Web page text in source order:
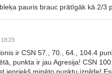
pauris brauc prātīgāk kā 2/3
18:23
ir CSN 57., 70., 64., 104.4
punkta ir jau Agresija! CSN